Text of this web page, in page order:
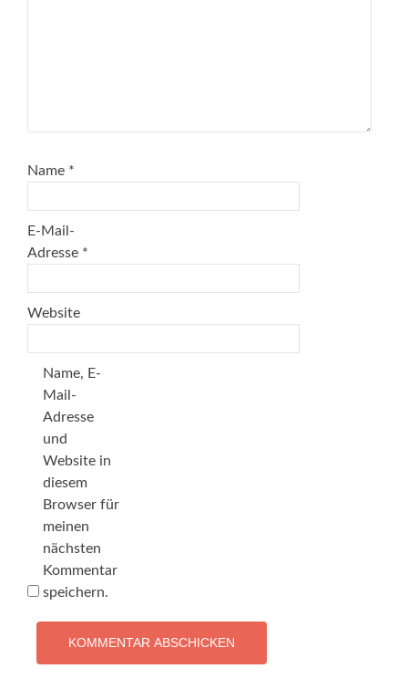
Name *
E-Mail-
Adresse *
Website
Name, E-
Mail-
Adresse
und
Website in
diesem
Browser für
meinen
nächsten
Kommentar
speichern.